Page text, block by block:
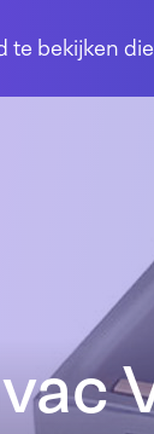
te bekijken